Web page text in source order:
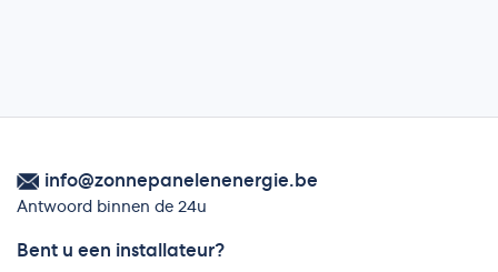
info@zonnepanelenenergie.be
Antwoord binnen de 24u
Bent u een installateur?